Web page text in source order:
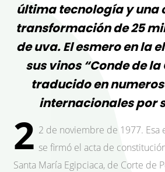
última tecnología y una
transformación de 25
de uva. El esmero en la
sus vinos “Conde de la
traducido en
internacionales por
2 2 de noviembre de 1977. Esa
se firmó el acta de
Santa María Egipciaca, de Corte de